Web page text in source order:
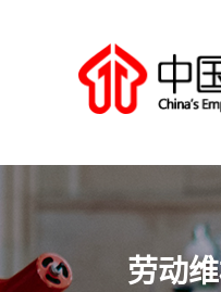
劳动